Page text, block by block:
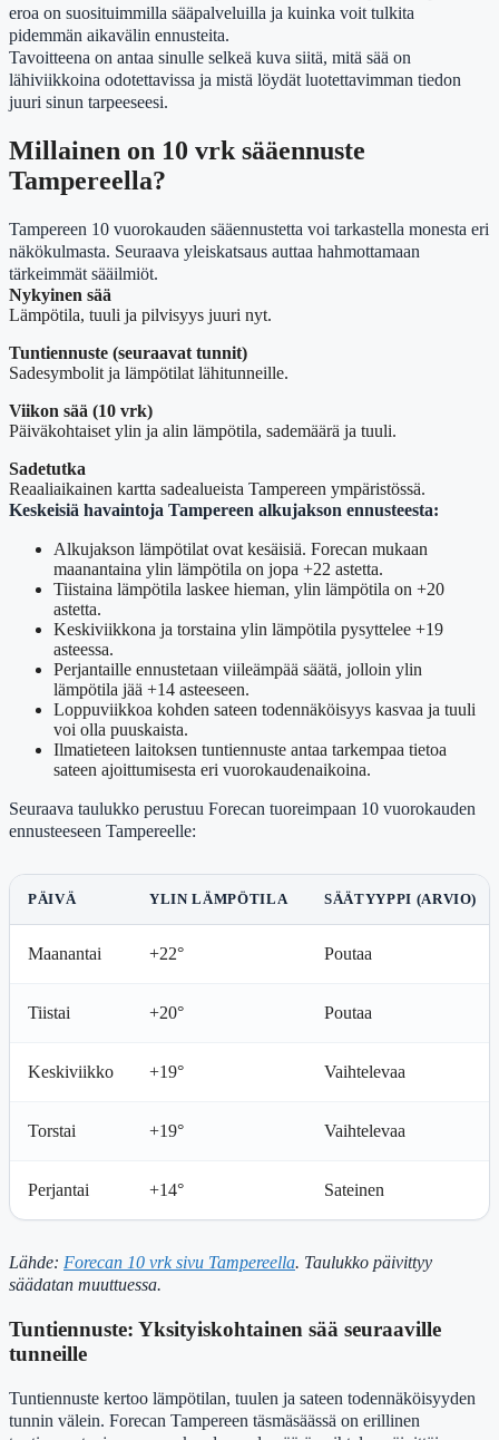
eroa on suosituimmilla sääpalveluilla ja kuinka voit tulkita
pidemmän aikavälin ennusteita.
Tavoitteena on antaa sinulle selkeä kuva siitä, mitä sää on
lähiviikkoina odotettavissa ja mistä löydät luotettavimman tiedon
juuri sinun tarpeeseesi.
Millainen on 10 vrk sääennuste
Tampereella?
Tampereen 10 vuorokauden sääennustetta voi tarkastella monesta eri
näkökulmasta. Seuraava yleiskatsaus auttaa hahmottamaan
tärkeimmät sääilmiöt.
Nykyinen sää
Lämpötila, tuuli ja pilvisyys juuri nyt.
Tuntiennuste (seuraavat tunnit)
Sadesymbolit ja lämpötilat lähitunneille.
Viikon sää (10 vrk)
Päiväkohtaiset ylin ja alin lämpötila, sademäärä ja tuuli.
Sadetutka
Reaaliaikainen kartta sadealueista Tampereen ympäristössä.
Keskeisiä havaintoja Tampereen alkujakson ennusteesta:
Alkujakson lämpötilat ovat kesäisiä. Forecan mukaan
maanantaina ylin lämpötila on jopa +22 astetta.
Tiistaina lämpötila laskee hieman, ylin lämpötila on +20
astetta.
Keskiviikkona ja torstaina ylin lämpötila pysyttelee +19
asteessa.
Perjantaille ennustetaan viileämpää säätä, jolloin ylin
lämpötila jää +14 asteeseen.
Loppuviikkoa kohden sateen todennäköisyys kasvaa ja tuuli
voi olla puuskaista.
Ilmatieteen laitoksen tuntiennuste antaa tarkempaa tietoa
sateen ajoittumisesta eri vuorokaudenaikoina.
Seuraava taulukko perustuu Forecan tuoreimpaan 10 vuorokauden
ennusteeseen Tampereelle:
PÄIVÄ YLIN LÄMPÖTILA SÄÄTYYPPI (ARVIO)
Maanantai +22° Poutaa
Tiistai +20° Poutaa
Keskiviikko +19° Vaihtelevaa
Torstai +19° Vaihtelevaa
Perjantai +14° Sateinen
Lähde: Forecan 10 vrk sivu Tampereella. Taulukko päivittyy
säädatan muuttuessa.
Tuntiennuste: Yksityiskohtainen sää seuraaville
tunneille
Tuntiennuste kertoo lämpötilan, tuulen ja sateen todennäköisyyden
tunnin välein. Forecan Tampereen täsmäsäässä on erillinen